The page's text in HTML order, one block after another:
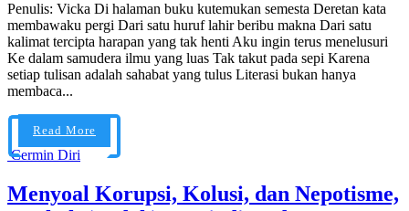
Penulis: Vicka Di halaman buku kutemukan semesta Deretan kata
membawaku pergi Dari satu huruf lahir beribu makna Dari satu
kalimat tercipta harapan yang tak henti Aku ingin terus menelusuri
Ke dalam samudera ilmu yang luas Tak takut pada sepi Karena
setiap tulisan adalah sahabat yang tulus Literasi bukan hanya
membaca...
Read More
Cermin Diri
Menyoal Korupsi, Kolusi, dan Nepotisme,